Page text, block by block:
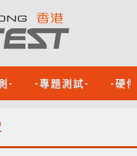
- -專題測試- -硬